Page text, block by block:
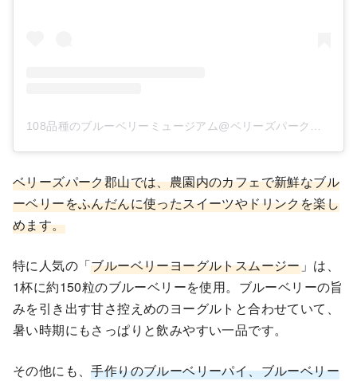
ベリーズパーク郡山では、農園内のカフェで新鮮なブル
ーベリーをふんだんに使ったスイーツやドリンクを楽し
めます。
特に人気の「ブルーベリーヨーグルトスムージー」は、
1杯に約150粒のブルーベリーを使用。ブルーベリーの旨
みを引き出す甘さ控えめのヨーグルトと合わせていて、
暑い時期にもさっぱりと飲みやすい一品です。
その他にも、手作りのブルーベリーパイ、ブルーベリー